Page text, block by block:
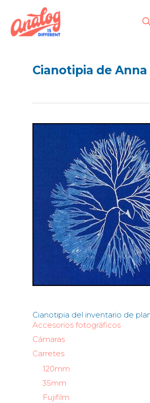
main
content
Cianotipia de
Cianotipia del inventario de
Accesorios fotográficos
Cámaras
Carretes
120mm
35mm
Fujifilm